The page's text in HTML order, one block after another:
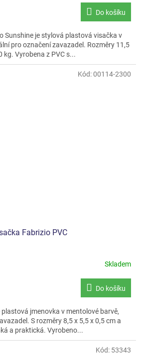
Do košíku
Sunshine je stylová plastová visačka v
pro označení zavazadel. Rozměry 11,5
kg. Vyrobena z PVC s...
Fabrizio PVC
Skladem
Do košíku
jmenovka v mentolové barvě,
S rozměry 8,5 x 5,5 x 0,5 cm a
a praktická. Vyrobeno...
Kód:00114-2300
Kód: 53343